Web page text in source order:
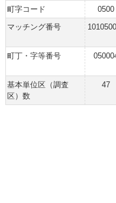
町字コード
0500
マッチング番号
町丁・字等番号
基本単位区（調査
区）数
47